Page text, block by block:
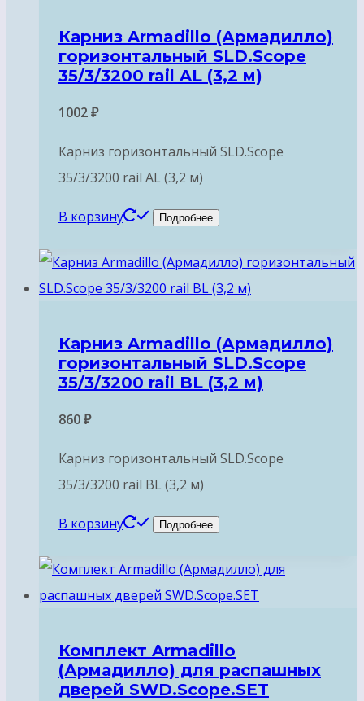
Карниз Armadillo (Армадилло)
горизонтальный SLD.Scope
35/3/3200 rail AL (3,2 м)
1002₽
Карниз горизонтальный SLD.Scope
35/3/3200 rail AL (3,2 м)
В корзину Подробнее
Карниз Armadillo (Армадилло)
горизонтальный SLD.Scope
35/3/3200 rail BL (3,2 м)
860₽
Карниз горизонтальный SLD.Scope
35/3/3200 rail BL (3,2 м)
В корзину Подробнее
Комплект Armadillo
(Армадилло) для раcпашных
дверей SWD.Scope.SET